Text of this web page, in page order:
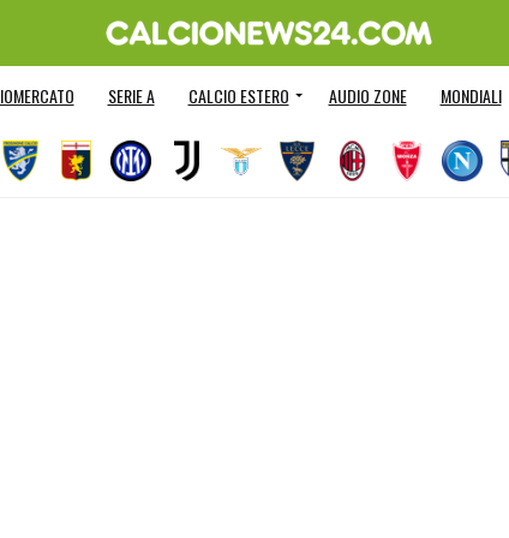
SERIE A CALCIO ESTERO AUDIO ZONE MONDIALI